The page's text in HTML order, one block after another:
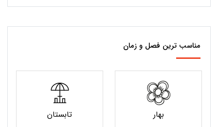
مناسب ترین فصل و زمان
بهار تابستان